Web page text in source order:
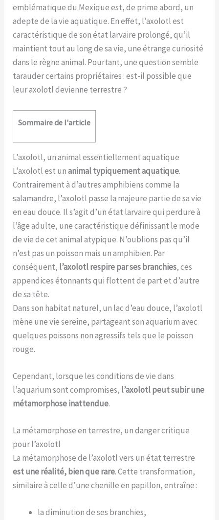
emblématique du Mexique est, de prime abord, un
adepte de la vie aquatique. En effet, l’axolotl est
caractéristique de son état larvaire prolongé, qu’il
maintient tout au long de sa vie, une étrange curiosité
dans le règne animal. Pourtant, une question semble
tarauder certains propriétaires : est-il possible que
leur axolotl devienne terrestre ?
Sommaire de l'article
L’axolotl, un animal essentiellement aquatique
L’axolotl est unanimal typiquement aquatique.
Contrairement à d’autres amphibiens comme la
salamandre, l’axolotl passe la majeure partie de sa vie
en eau douce. Il s’agit d’un état larvaire qui perdure à
l’âge adulte, une caractéristique définissant le mode
de vie de cet animal atypique. N’oublions pas qu’il
n’est pas un poisson mais un amphibien. Par
conséquent, l’axolotl respire par ses branchies, ces
appendices étonnants qui flottent de part et d’autre
de sa tête.
Dans son habitat naturel, un lac d’eau douce, l’axolotl
mène une vie sereine, partageant son aquarium avec
quelques poissons non agressifs tels que le poisson
rouge.
Cependant, lorsque les conditions de vie dans
l’aquarium sont compromises, l’axolotl peut subir une
métamorphose inattendue.
La métamorphose en terrestre, un danger critique
pour l’axolotl
La métamorphose de l’axolotl vers un état terrestre
est une réalité, bien que rare. Cette transformation,
similaire à celle d’une chenille en papillon, entraîne :
la diminution de ses branchies,